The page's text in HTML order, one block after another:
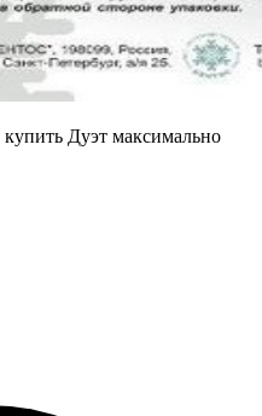
Дуэт максимально